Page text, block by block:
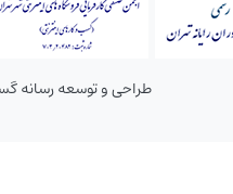
طراحی و توسعه رسانه